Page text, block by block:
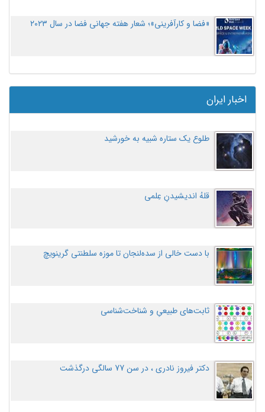
«فضا و کارآفرینی»؛ شعار هفته جهانی فضا در سال ۲۰۲۳
اخبار ایران
طلوع یک ستاره شبیه به خورشید
قلهُ اندیشیدنِ عِلمی
با دست خالی از سده‌لنجان تا موزه سلطنتی گرینویچ
ثابت‌های طبیعیِ و شناخت‌شناسی
دکتر فیروز نادری ، در سن 77 سالگی درگذشت